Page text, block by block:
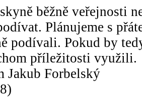
běžně veřejnosti
Plánujeme s
podívali. Pokud by
příležitosti využili.
Jakub Forbelský